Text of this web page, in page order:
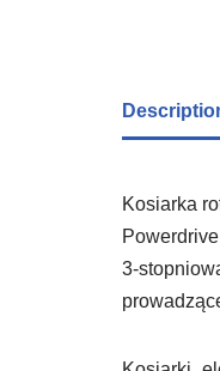
Kosiarka
3-